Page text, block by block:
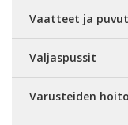
Vaatteet ja puvut
Valjaspussit
Varusteiden hoito